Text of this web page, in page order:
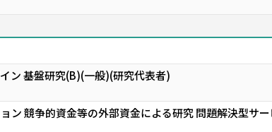
ン 基盤研究(B)(一般)(研究代表者)
ン 競争的資金等の外部資金による研究 問題解決型サ